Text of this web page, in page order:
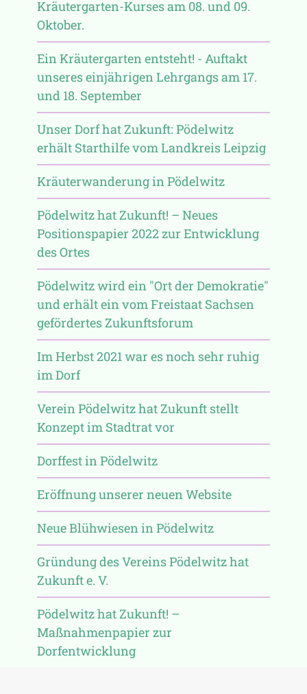
Kräutergarten-Kurses am 08. und 09.
Oktober.
Ein Kräutergarten entsteht! - Auftakt
unseres einjährigen Lehrgangs am 17.
und 18. September
Unser Dorf hat Zukunft: Pödelwitz
erhält Starthilfe vom Landkreis Leipzig
Kräuterwanderung in Pödelwitz
Pödelwitz hat Zukunft! – Neues
Positionspapier 2022 zur Entwicklung
des Ortes
Pödelwitz wird ein "Ort der Demokratie"
und erhält ein vom Freistaat Sachsen
gefördertes Zukunftsforum
Im Herbst 2021 war es noch sehr ruhig
im Dorf
Verein Pödelwitz hat Zukunft stellt
Konzept im Stadtrat vor
Dorffest in Pödelwitz
Eröffnung unserer neuen Website
Neue Blühwiesen in Pödelwitz
Gründung des Vereins Pödelwitz hat
Zukunft e. V.
Pödelwitz hat Zukunft! –
Maßnahmenpapier zur
Dorfentwicklung